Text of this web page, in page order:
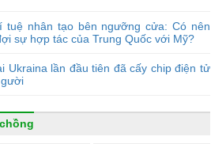
tuệ nhân tạo bên ngưỡng cửa: Có nên
sự hợp tác của Trung Quốc với Mỹ?
Ukraina lần đầu tiên đã cấy chip điện tử